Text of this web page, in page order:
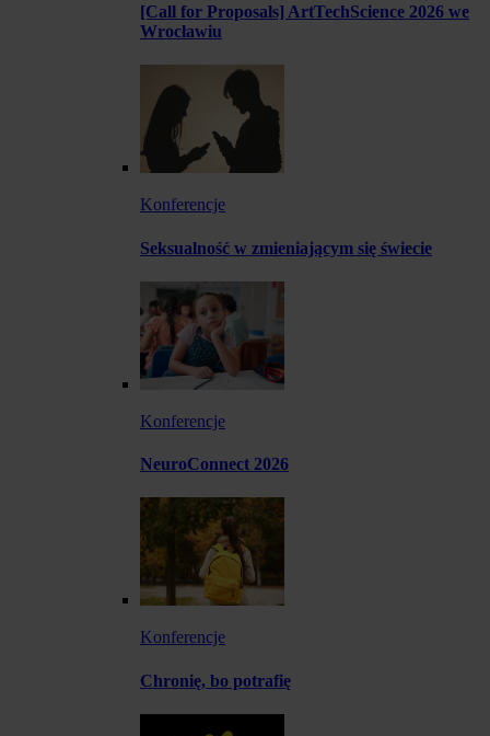
[Call for Proposals] ArtTechScience 2026 we
Wrocławiu
Konferencje
Seksualność w zmieniającym się świecie
Konferencje
NeuroConnect 2026
Konferencje
Chronię, bo potrafię